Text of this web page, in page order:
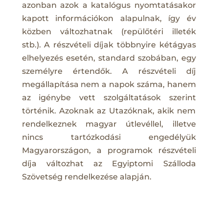
azonban azok a katalógus nyomtatásakor
kapott információkon alapulnak, így év
közben változhatnak (repülőtéri illeték
stb.). A részvételi díjak többnyire kétágyas
elhelyezés esetén, standard szobában, egy
személyre értendők. A részvételi díj
megállapítása nem a napok száma, hanem
az igénybe vett szolgáltatások szerint
történik. Azoknak az Utazóknak, akik nem
rendelkeznek magyar útlevéllel, illetve
nincs tartózkodási engedélyük
Magyarországon, a programok részvételi
díja változhat az Egyiptomi Szálloda
Szövetség rendelkezése alapján.